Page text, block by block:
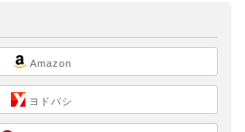
Amazon
ヨドバシ